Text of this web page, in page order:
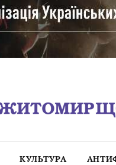
КУЛЬТУРА